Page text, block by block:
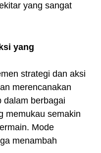
yang sangat
yang
strategi dan aksi
merencanakan
dalam berbagai
memukau semakin
Mode
menambah